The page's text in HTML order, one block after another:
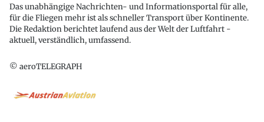
Das unabhängige Nachrichten- und Informationsportal für alle,
für die Fliegen mehr ist als schneller Transport über Kontinente.
Die Redaktion berichtet laufend aus der Welt der Luftfahrt -
aktuell, verständlich, umfassend.
© aeroTELEGRAPH